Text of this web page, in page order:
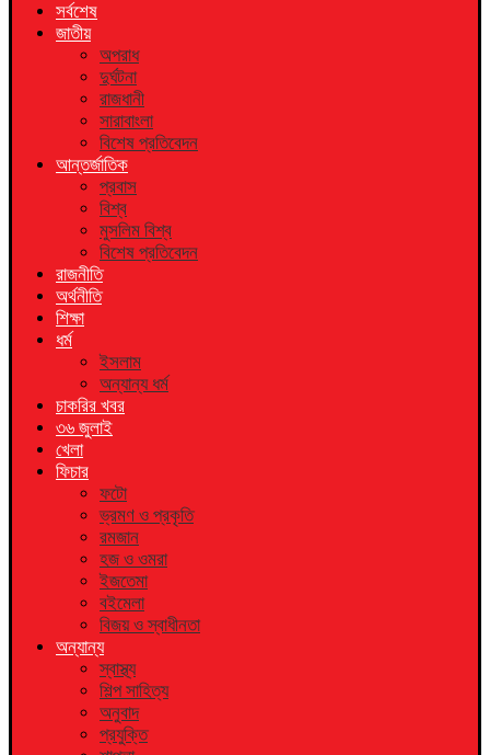
সর্বশেষ
জাতীয়
অপরাধ
দুর্ঘটনা
রাজধানী
সারাবাংলা
বিশেষ প্রতিবেদন
আন্তর্জাতিক
প্রবাস
বিশ্ব
মুসলিম বিশ্ব
বিশেষ প্রতিবেদন
রাজনীতি
অর্থনীতি
শিক্ষা
ধর্ম
ইসলাম
অন্যান্য ধর্ম
চাকরির খবর
৩৬ জুলাই
খেলা
ফিচার
ফটো
ভ্রমণ ও প্রকৃতি
রমজান
হজ ও ওমরা
ইজতেমা
বইমেলা
বিজয় ও স্বাধীনতা
অন্যান্য
স্বাস্থ্য
শিল্প সাহিত্য
অনুবাদ
প্রযুক্তি